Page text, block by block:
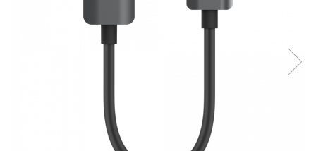
Sisteme PC & Periferice
Sisteme Desktop & Monitoare